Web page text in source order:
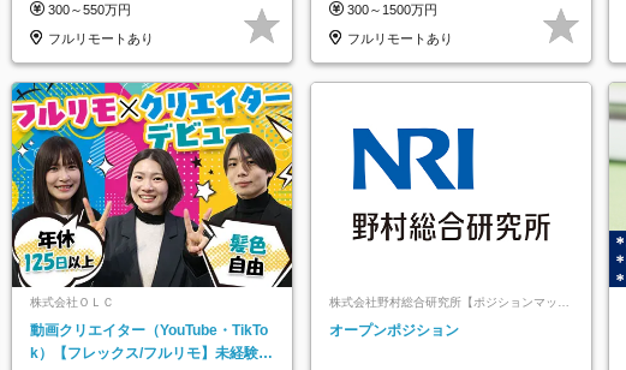
300～550万円
フルリモートあり
日以上
300～1500万円
フルリモートあり
株式会社ＯＬＣ
動画クリエイター（YouTube・TikTo
k）【フレックス/フルリモ】未経験O
株式会社野村総合研究所【ポジションマッチ
オープンポジション